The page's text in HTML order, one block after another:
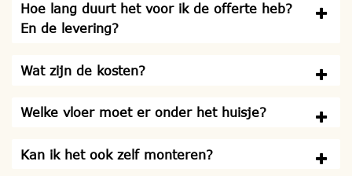
Hoe lang duurt het voor ik de offerte heb?
En de levering?
Wat zijn de kosten?
Welke vloer moet er onder het huisje?
Kan ik het ook zelf monteren?